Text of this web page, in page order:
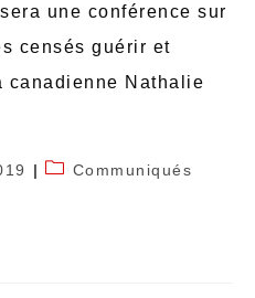
une conférence sur
censés guérir et
canadienne Nathalie
Communiqués